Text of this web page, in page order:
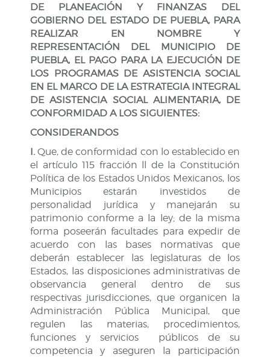
DE PLANEACIÓN Y FINANZAS DEL
GOBIERNO DEL ESTADO DE PUEBLA, PARA
REALIZAR EN NOMBRE Y
REPRESENTACIÓN DEL MUNICIPIO DE
PUEBLA, EL PAGO PARA LA EJECUCIÓN DE
LOS PROGRAMAS DE ASISTENCIA SOCIAL
EN EL MARCO DE LA ESTRATEGIA INTEGRAL
DE ASISTENCIA SOCIAL ALIMENTARIA, DE
CONFORMIDAD A LOS SIGUIENTES:
CONSIDERANDOS
I. Que, de conformidad con lo establecido en
el artículo 115 fracción ll de la Constitución
Política de los Estados Unidos Mexicanos, los
Municipios estarán investidos de
personalidad jurídica y manejarán su
patrimonio conforme a la ley; de la misma
forma poseerán facultades para expedir de
acuerdo con las bases normativas que
deberán establecer las legislaturas de los
Estados, las disposiciones administrativas de
observancia general dentro de sus
respectivas jurisdicciones, que organicen la
Administración Pública Municipal, que
regulen las materias, procedimientos,
funciones y servicios públicos de su
competencia y aseguren la participación